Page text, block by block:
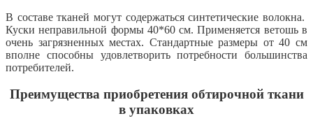
В составе тканей могут содержаться синтетические волокна.
Куски неправильной формы 40*60 см. Применяется ветошь в
очень загрязненных местах. Стандартные размеры от 40 см
вполне способны удовлетворить потребности большинства
потребителей.
Преимущества приобретения обтирочной ткани
в упаковках